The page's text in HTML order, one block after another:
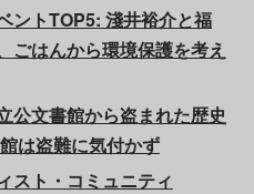
ントTOP5: 淺井裕介と福
ごはんから環境保護を考え
公文書館から盗まれた歴史
は盗難に気付かず
スト・コミュニティ